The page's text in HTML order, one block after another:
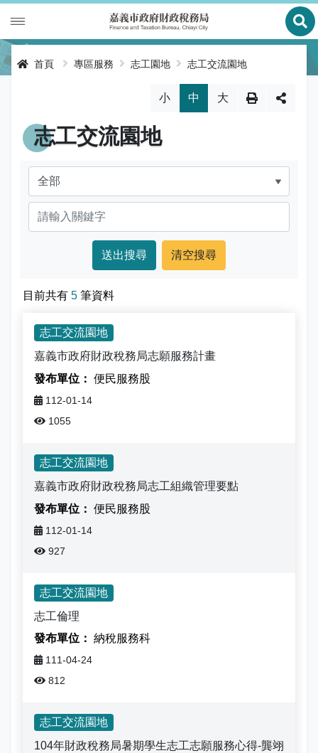
展
財金及菸酒管理
房屋稅
土地增值稅
契稅
使用牌照稅
娛樂稅
退稅專區
稅務行事曆
線上申辦
申辦進度查詢及補件
線上查詢與試算
網路申報
書表下載
e觸即發跨域稅務通
便民服務
節稅健檢
客服諮詢
多元繳稅管道
繳納證明
智能櫃員機
稅籍異動即時通
公告資訊
財稅新聞
公告訊息
政府資訊公開專區
徵才快訊
有獎徵答
宣導專區
發票專區
嘉義市政府資料開放平台
專區服務
全功能櫃臺服務專區
創新便民服務措施
不動產移轉專區
納稅者權利保護專區
行政救濟專區
個人資料保護專區
常見問答
廉政園地
性騷擾及職場霸凌分類
志工園地
地方稅稽徵機關
相關連結
稅務軟體下載
本局沿革
首長簡介
副局長簡介
經營理念
聯絡資訊
交通資訊
辦公室平面圖
首長信箱
首頁 專區服務 志工園地 志工交流園地
小 中 大
志工交流園地
目前共有 5 筆資料
志工交流園地
嘉義市政府財政稅務局志願服務計畫
便民服務股
112-01-14
1055
志工交流園地
嘉義市政府財政稅務局志工組織管理要點
便民服務股
112-01-14
927
志工交流園地
志工倫理
納稅服務科
111-04-24
812
志工交流園地
104年財政稅務局暑期學生志工志願服務心得-龔翊